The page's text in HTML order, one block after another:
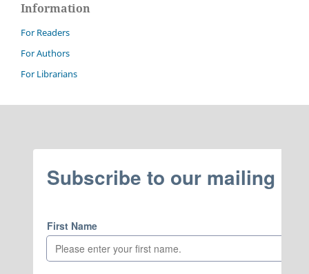
Information
For Readers
For Authors
For Librarians